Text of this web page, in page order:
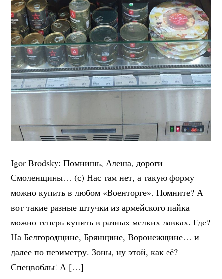
Igor Brodsky: Помнишь, Алеша, дороги
Смоленщины… (с) Нас там нет, а такую форму
можно купить в любом «Военторге». Помните? А
вот такие разные штучки из армейского пайка
можно теперь купить в разных мелких лавках. Где?
На Белгородщине, Брянщине, Воронежщине… и
далее по периметру. Зоны, ну этой, как её?
Спецвоблы! А […]